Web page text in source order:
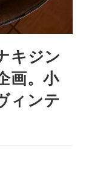
キジン
画。小
ィンテ